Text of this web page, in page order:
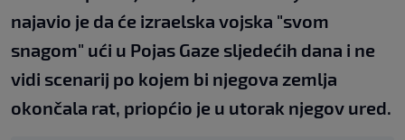
najavio je da će izraelska vojska "svom
snagom" ući u Pojas Gaze sljedećih dana i ne
vidi scenarij po kojem bi njegova zemlja
okončala rat, priopćio je u utorak njegov ured.